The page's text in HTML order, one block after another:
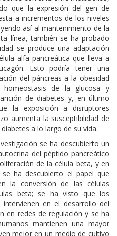
que la expresión del gen de
a incrementos de los niveles
así al mantenimiento de la
línea, también se ha probado
se produce una adaptación
alfa pancreática que lleva a
Esto podría tener una
del páncreas a la obesidad
de la glucosa y
de diabetes y, en último
la exposición a disruptores
aumenta la susceptibilidad de
a lo largo de su vida.
se ha descubierto un
del péptido pancreático
de la célula beta, y en
ha descubierto el papel que
la conversión de las células
beta; se ha visto que los
en el desarrollo del
en redes de regulación y se ha
mantienen una mayor
mejor en un medio de cultivo